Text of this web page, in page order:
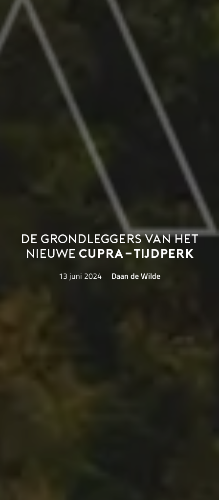
De grondleggers van het
nieuwe CUPRA-tijdperk
13 juni 2024 Daan de Wilde